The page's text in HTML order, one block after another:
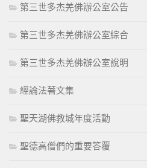
第三世多杰羌佛辦公室公告
第三世多杰羌佛辦公室綜合
第三世多杰羌佛辦公室說明
經論法著文集
聖天湖佛教城年度活動
聖德高僧們的重要答覆